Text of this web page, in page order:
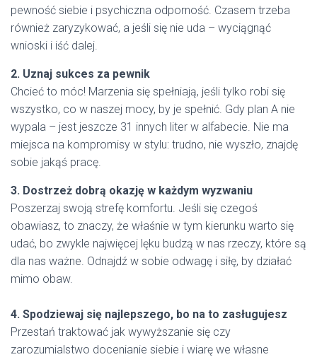
pewność siebie i psychiczna odporność. Czasem trzeba
również zaryzykować, a jeśli się nie uda – wyciągnąć
wnioski i iść dalej.
2. Uznaj sukces za pewnik
Chcieć to móc! Marzenia się spełniają, jeśli tylko robi się
wszystko, co w naszej mocy, by je spełnić. Gdy plan A nie
wypala – jest jeszcze 31 innych liter w alfabecie. Nie ma
miejsca na kompromisy w stylu: trudno, nie wyszło, znajdę
sobie jakąś pracę.
3. Dostrzeż dobrą okazję w każdym wyzwaniu
Poszerzaj swoją strefę komfortu. Jeśli się czegoś
obawiasz, to znaczy, że właśnie w tym kierunku warto się
udać, bo zwykle najwięcej lęku budzą w nas rzeczy, które są
dla nas ważne. Odnajdź w sobie odwagę i siłę, by działać
mimo obaw.
4. Spodziewaj się najlepszego, bo na to zasługujesz
Przestań traktować jak wywyższanie się czy
zarozumialstwo docenianie siebie i wiarę we własne